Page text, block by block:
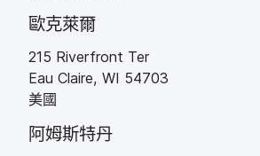
歐克萊爾
215 Riverfront Ter
Eau Claire,WI 54703
美國
阿姆斯特丹